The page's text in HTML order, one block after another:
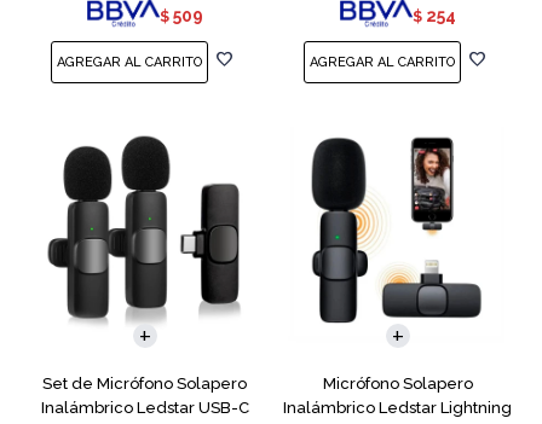
$ 509 $ 254
Set de Micrófono Solapero
Inalámbrico Ledstar USB-C
Micrófono Solapero
Inalámbrico Ledstar Lightning